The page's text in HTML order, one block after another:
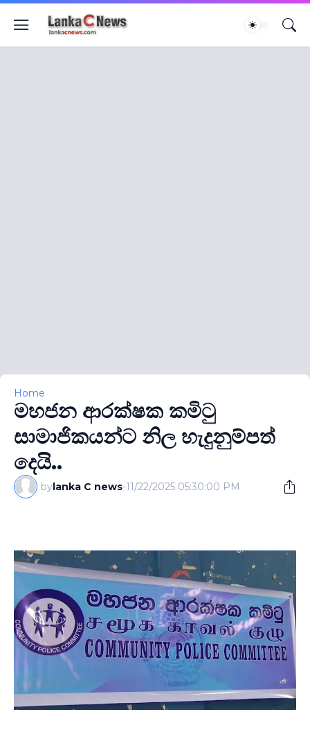
Home
මහජන ආරක්ෂක කමිටු
සාමාජිකයන්ට නිල හැදුනුම්පත්
දෙයි..
bylanka C news-11/22/2025 05:30:00 PM